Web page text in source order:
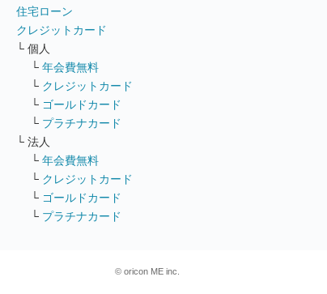
住宅ローン
クレジットカード
└ 個人
└ 年会費無料
└ クレジットカード
└ ゴールドカード
└ プラチナカード
└ 法人
└ 年会費無料
└ クレジットカード
└ ゴールドカード
└ プラチナカード
© oricon ME inc.